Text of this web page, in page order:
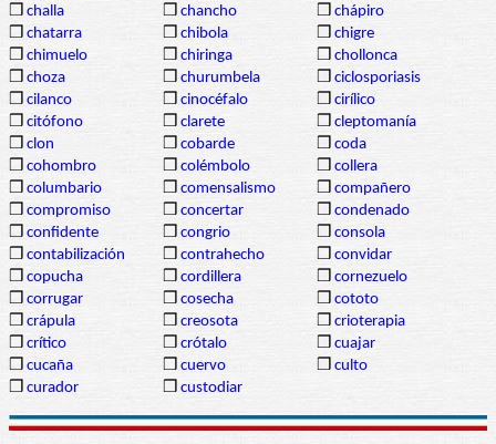
❒ challa ❒ chancho ❒ chápiro
❒ chatarra ❒ chibola ❒ chigre
❒ chimuelo ❒ chiringa ❒ chollonca
❒ choza ❒ churumbela ❒ ciclosporiasis
❒ cilanco ❒ cinocéfalo ❒ cirílico
❒ citófono ❒ clarete ❒ cleptomanía
❒ clon ❒ cobarde ❒ coda
❒ cohombro ❒ colémbolo ❒ collera
❒ columbario ❒ comensalismo ❒ compañero
❒ compromiso ❒ concertar ❒ condenado
❒ confidente ❒ congrio ❒ consola
❒ contabilización ❒ contrahecho ❒ convidar
❒ copucha ❒ cordillera ❒ cornezuelo
❒ corrugar ❒ cosecha ❒ cototo
❒ crápula ❒ creosota ❒ crioterapia
❒ crítico ❒ crótalo ❒ cuajar
❒ cucaña ❒ cuervo ❒ culto
❒ curador ❒ custodiar